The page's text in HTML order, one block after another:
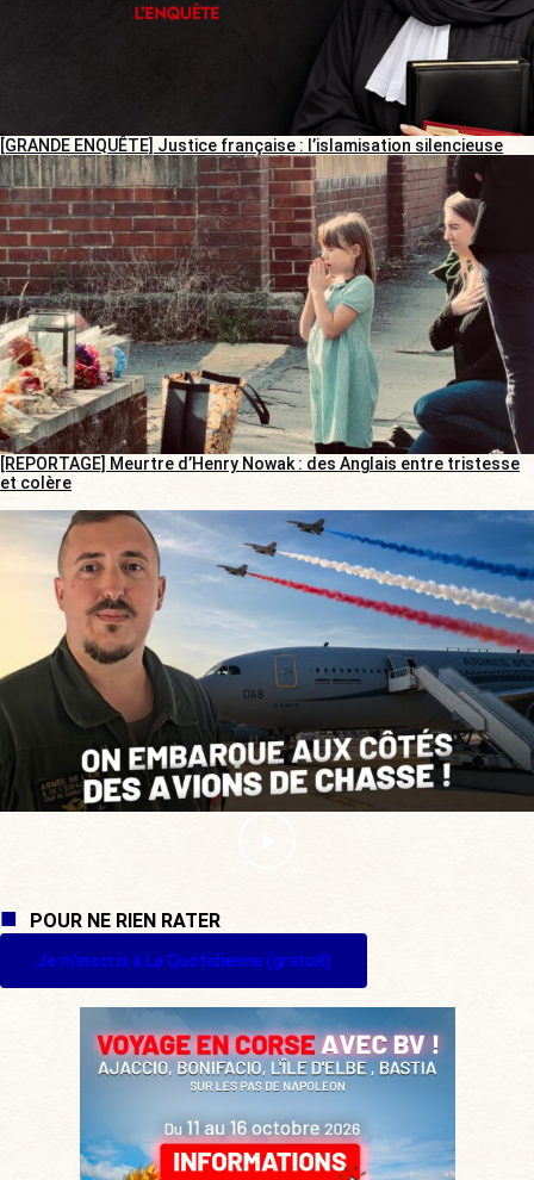
[GRANDE ENQUÊTE] Justice française : l’islamisation silencieuse
[REPORTAGE] Meurtre d’Henry Nowak : des Anglais entre tristesse
et colère
POUR NE RIEN RATER
Je m'inscris à La Quotidienne (gratuit)